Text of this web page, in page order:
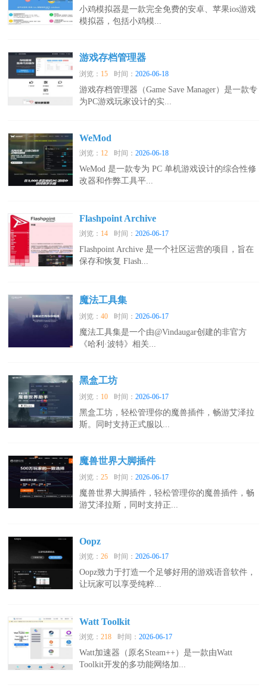
小鸡模拟器是一款完全免费的安卓、苹果ios游戏
模拟器，包括小鸡模...
游戏存档管理器
浏览： 15 时间：2026-06-18
游戏存档管理器（Game Save Manager）是一款专
为PC游戏玩家设计的实...
WeMod
浏览： 12 时间：2026-06-18
WeMod 是一款专为 PC 单机游戏设计的综合性修
改器和作弊工具平...
Flashpoint Archive
浏览： 14 时间：2026-06-17
Flashpoint Archive 是一个社区运营的项目，旨在
保存和恢复 Flash...
魔法工具集
浏览：40 时间：2026-06-17
魔法工具集是一个由@Vindaugar创建的非官方
《哈利·波特》相关...
黑盒工坊
浏览： 10 时间：2026-06-17
黑盒工坊，轻松管理你的魔兽插件，畅游艾泽拉
斯。同时支持正式服以...
魔兽世界大脚插件
浏览：25 时间：2026-06-17
魔兽世界大脚插件，轻松管理你的魔兽插件，畅
游艾泽拉斯，同时支持正...
Oopz
浏览：26 时间：2026-06-17
Oopz致力于打造一个足够好用的游戏语音软件，
让玩家可以享受纯粹...
Watt Toolkit
浏览：218 时间：2026-06-17
Watt加速器（原名Steam++）是一款由Watt
Toolkit开发的多功能网络加...